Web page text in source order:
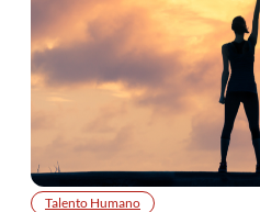
Talento Humano